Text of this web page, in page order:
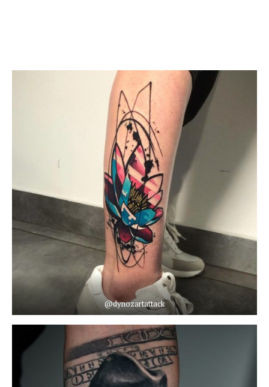
@dynozartattack